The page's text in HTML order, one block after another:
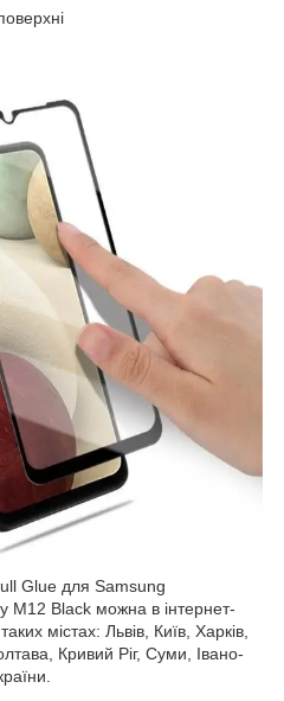
Glue для Samsung
M12 Black можна в інтернет-
містах: Львів, Київ, Харків,
Кривий Ріг, Суми, Івано-